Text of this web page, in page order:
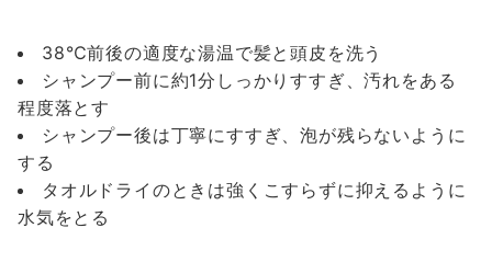
38℃前後の適度な湯温で髪と頭皮を洗う
シャンプー前に約1分しっかりすすぎ、汚れをある
程度落とす
シャンプー後は丁寧にすすぎ、泡が残らないように
する
タオルドライのときは強くこすらずに抑えるように
水気をとる